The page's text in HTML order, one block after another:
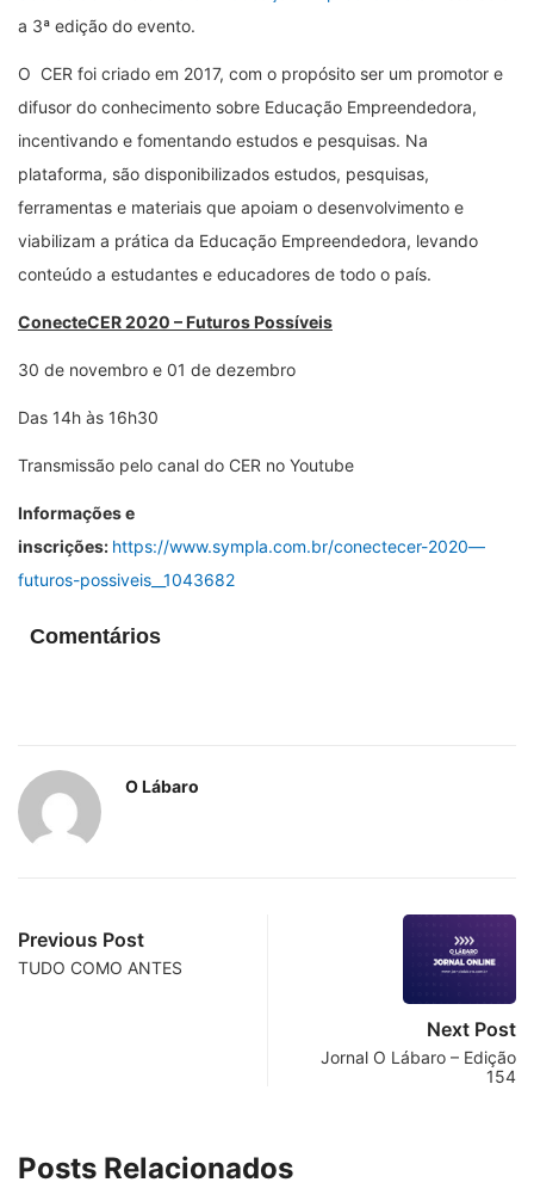
a 3ª edição do evento.
O CER foi criado em 2017, com o propósito ser um promotor e
difusor do conhecimento sobre Educação Empreendedora,
incentivando e fomentando estudos e pesquisas. Na
plataforma, são disponibilizados estudos, pesquisas,
ferramentas e materiais que apoiam o desenvolvimento e
viabilizam a prática da Educação Empreendedora, levando
conteúdo a estudantes e educadores de todo o país.
ConecteCER 2020 – Futuros Possíveis
30 de novembro e 01 de dezembro
Das 14h às 16h30
Transmissão pelo canal do CER no Youtube
Informações e
inscrições: https://www.sympla.com.br/conectecer-2020—
futuros-possiveis__1043682
Comentários
O Lábaro
Previous Post
TUDO COMO ANTES
Next Post
Jornal O Lábaro – Edição
154
Posts Relacionados